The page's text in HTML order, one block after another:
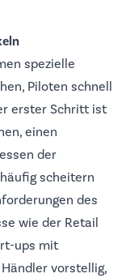
spezielle
Piloten schnell
erster Schritt ist
einen
der
scheitern
des
wie der Retail
ups mit
vorstellig,